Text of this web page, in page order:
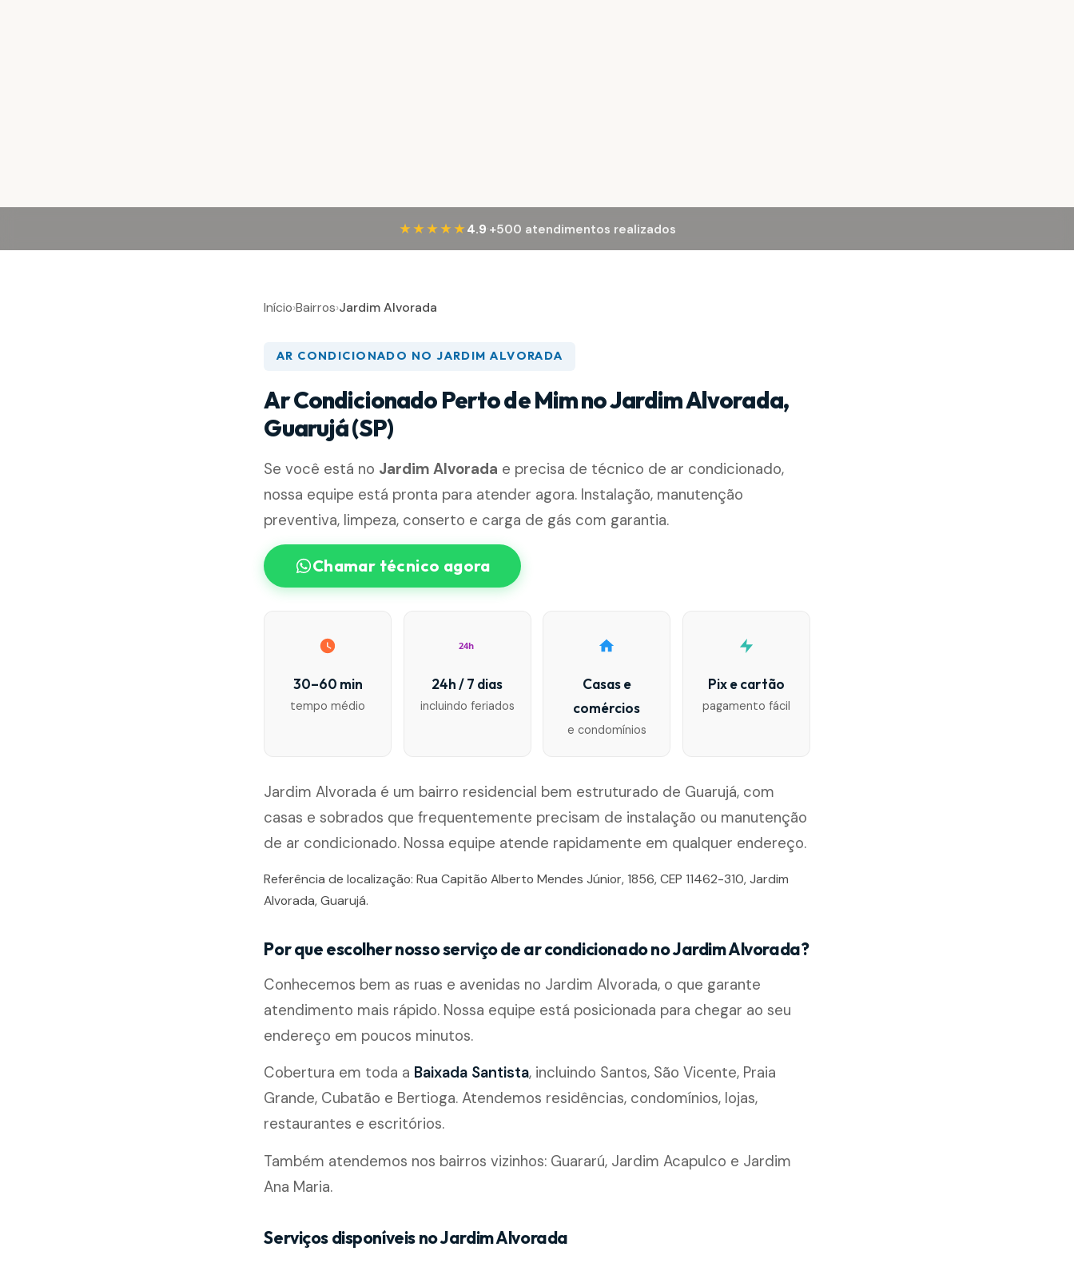
★★★★★ 4.9·+500 atendimentos realizados
Início›Bairros›Jardim Alvorada
AR CONDICIONADO NO JARDIM ALVORADA
Ar Condicionado Perto de Mim no Jardim Alvorada,
Guarujá (SP)
Se você está no Jardim Alvorada e precisa de técnico de ar condicionado,
nossa equipe está pronta para atender agora. Instalação, manutenção
preventiva, limpeza, conserto e carga de gás com garantia.
Chamar técnico agora
30–60 min
tempo médio
24h
24h / 7 dias
incluindo feriados
Casas e
comércios
e condomínios
Pix e cartão
pagamento fácil
Jardim Alvorada é um bairro residencial bem estruturado de Guarujá, com
casas e sobrados que frequentemente precisam de instalação ou manutenção
de ar condicionado. Nossa equipe atende rapidamente em qualquer endereço.
Referência de localização: Rua Capitão Alberto Mendes Júnior, 1856, CEP 11462-310, Jardim
Alvorada, Guarujá.
Por que escolher nosso serviço de ar condicionado no Jardim Alvorada?
Conhecemos bem as ruas e avenidas no Jardim Alvorada, o que garante
atendimento mais rápido. Nossa equipe está posicionada para chegar ao seu
endereço em poucos minutos.
Cobertura em toda a Baixada Santista, incluindo Santos, São Vicente, Praia
Grande, Cubatão e Bertioga. Atendemos residências, condomínios, lojas,
restaurantes e escritórios.
Também atendemos nos bairros vizinhos: Guararú, Jardim Acapulco e Jardim
Ana Maria.
Serviços disponíveis no Jardim Alvorada